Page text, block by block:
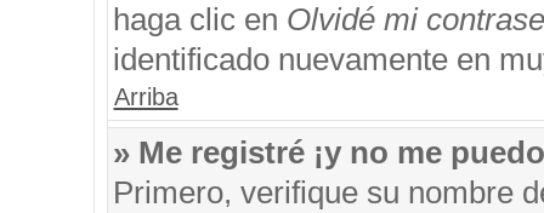
haga clic en Olvidé mi
identificado nuevamente en
Arriba
» Me registré ¡y no me
Primero, verifique su nombre